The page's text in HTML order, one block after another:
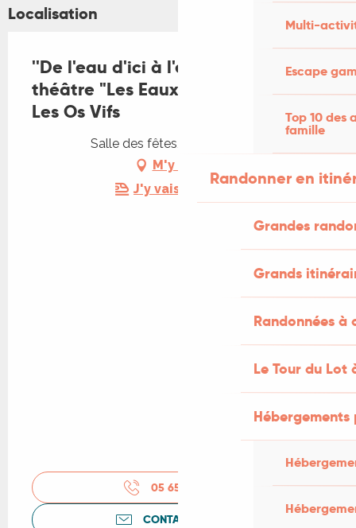
Multi-
Escape
Top 10 des
famille
Randonner en
Grandes
Grands
Randonnées
Le Tour du Lot
Localisation
''De l'eau d'ici à l'eau de là'' :
théâtre "Les Eaux vives" par la Cie
Les Os Vifs
Salle des fêtes, 46300 Fajoles
M'y rendre
J'y vais en train !
05 65 41 30
CONTACTEZ-NOUS